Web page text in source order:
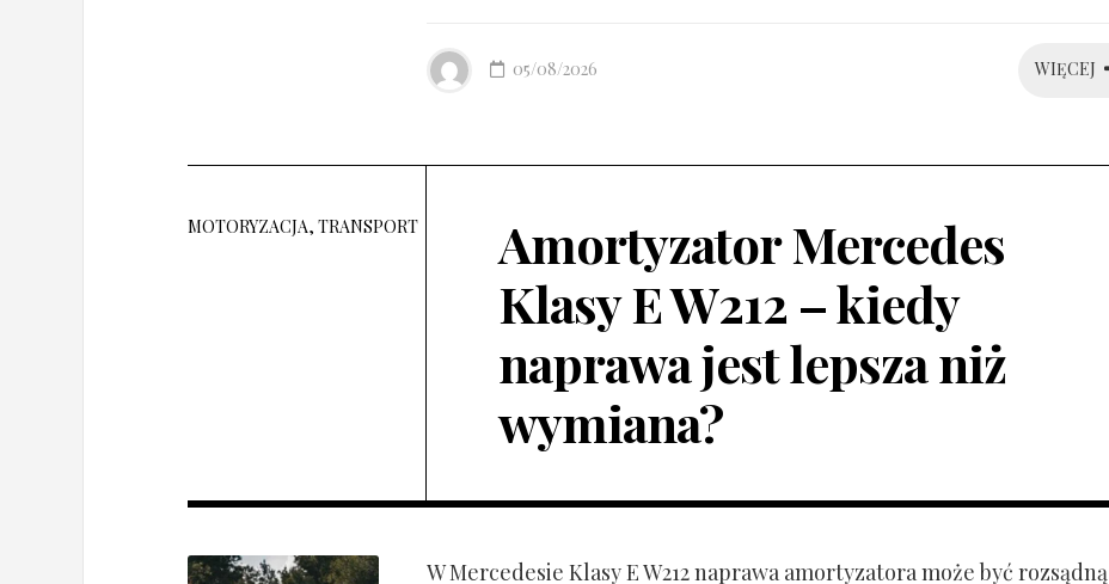
WIĘCEJ
05/08/2026
MOTORYZACJA, TRANSPORT
Amortyzator Mercedes
Klasy E W212 – kiedy
naprawa jest lepsza niż
wymiana?
W Mercedesie Klasy E W212 naprawa amortyzatora może być rozsądną